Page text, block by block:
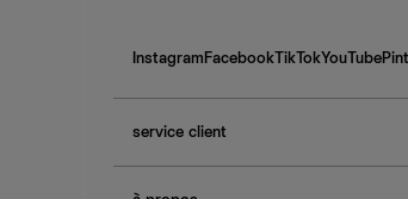
Instagram FacebookTikTokYouTube
service client